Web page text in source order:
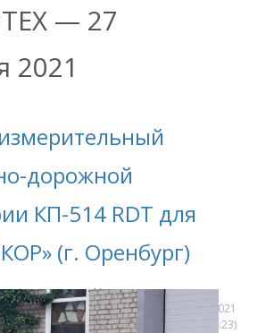
— 27
2021
дорожной
КП-514 RDT для
(г. Оренбург)
Новости
2021
(13:49:23)